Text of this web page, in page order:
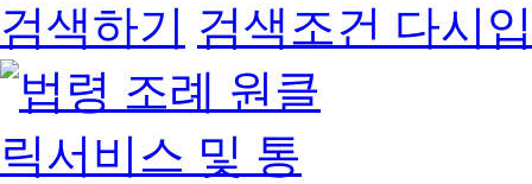
검색하기 검색조건 다시